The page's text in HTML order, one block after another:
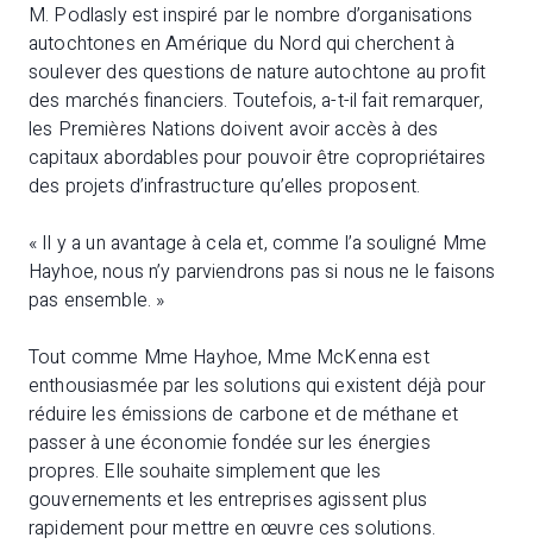
M. Podlasly est inspiré par le nombre d’organisations
autochtones en Amérique du Nord qui cherchent à
soulever des questions de nature autochtone au profit
des marchés financiers. Toutefois, a-t-il fait remarquer,
les Premières Nations doivent avoir accès à des
capitaux abordables pour pouvoir être copropriétaires
des projets d’infrastructure qu’elles proposent.
« Il y a un avantage à cela et, comme l’a souligné Mme
Hayhoe, nous n’y parviendrons pas si nous ne le faisons
pas ensemble. »
Tout comme Mme Hayhoe, Mme McKenna est
enthousiasmée par les solutions qui existent déjà pour
réduire les émissions de carbone et de méthane et
passer à une économie fondée sur les énergies
propres. Elle souhaite simplement que les
gouvernements et les entreprises agissent plus
rapidement pour mettre en œuvre ces solutions.